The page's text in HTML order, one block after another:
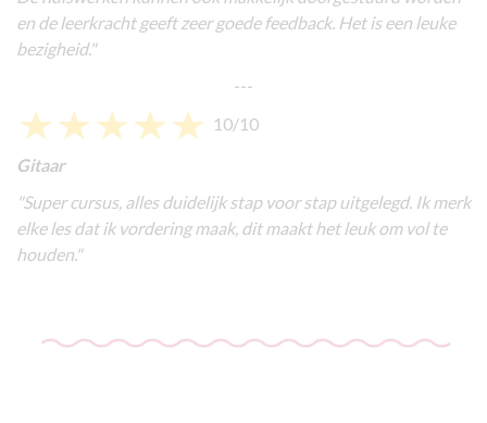
en de leerkracht geeft zeer goede feedback. Het is een leuke
bezigheid."
---
10/10
Gitaar
"Super cursus, alles duidelijk stap voor stap uitgelegd. Ik merk
elke les dat ik vordering maak, dit maakt het leuk om vol te
houden."